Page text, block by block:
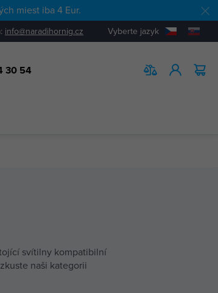
miest iba 4 Eur.
info@naradihornig.cz Vyberte jazyk
30 54
svítilny kompatibilní
naši kategorii